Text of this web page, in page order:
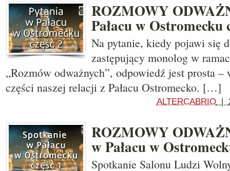
ROZMOWY
Pałacu w Ostromecku
Na pytanie, kiedy pojawi się
zastępujący monolog w
„Rozmów odważnych”, odpowiedź jest prosta –
części naszej relacji z Pałacu Ostromecko. […]
ALTERCABRIO |
ROZMOWY
w Pałacu w
Spotkanie Salonu Ludzi